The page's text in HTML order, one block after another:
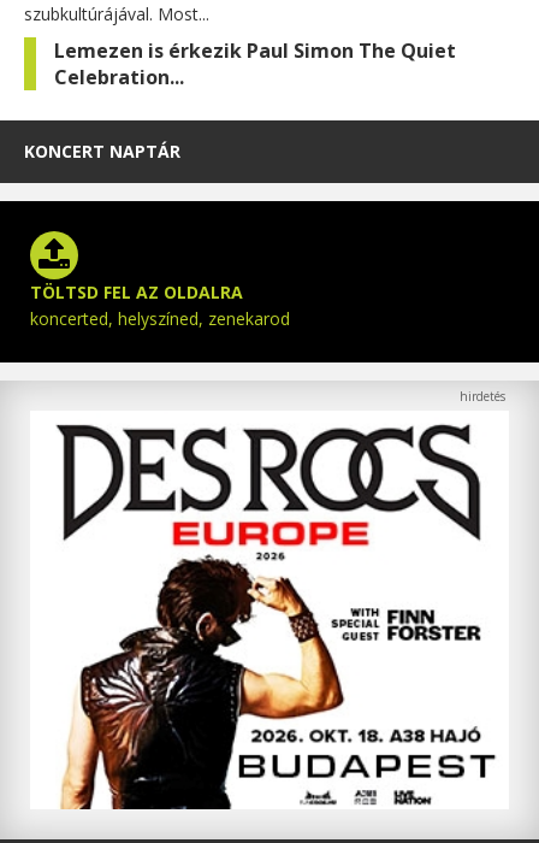
szubkultúrájával. Most...
Lemezen is érkezik Paul Simon The Quiet
Celebration...
KONCERT NAPTÁR
TÖLTSD FEL AZ OLDALRA
koncerted, helyszíned, zenekarod